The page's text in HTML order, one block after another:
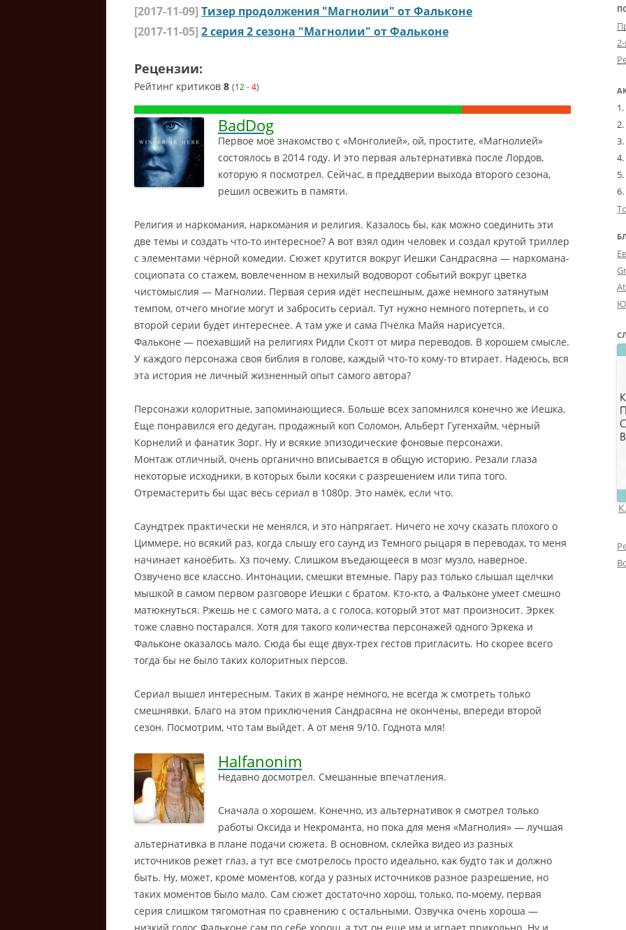
[2017-11-09] Тизер продолжения "Магнолии" от Фальконе
[2017-11-05] 2 серия 2 сезона "Магнолии" от Фальконе
Рецензии:
Рейтинг критиков 8 (12-4)
BadDog
Первое моё знакомство с «Монголией», ой, простите, «Магнолией»
состоялось в 2014 году. И это первая альтернативка после Лордов,
которую я посмотрел. Сейчас, в преддверии выхода второго сезона,
решил освежить в памяти.
Религия и наркомания, наркомания и религия. Казалось бы, как можно соединить эти
две темы и создать что-то интересное? А вот взял один человек и создал крутой триллер
с элементами чёрной комедии. Сюжет крутится вокруг Иешки Сандрасяна — наркомана-
социопата со стажем, вовлеченном в нехилый водоворот событий вокруг цветка
чистомыслия — Магнолии. Первая серия идёт неспешным, даже немного затянутым
темпом, отчего многие могут и забросить сериал. Тут нужно немного потерпеть, и со
второй серии будет интереснее. А там уже и сама Пчёлка Майя нарисуется.
Фальконе — поехавший на религиях Ридли Скотт от мира переводов. В хорошем смысле.
У каждого персонажа своя библия в голове, каждый что-то кому-то втирает. Надеюсь, вся
эта история не личный жизненный опыт самого автора?
Персонажи колоритные, запоминающиеся. Больше всех запомнился конечно же Иешка,
Еще понравился его дедуган, продажный коп Соломон, Альберт Гугенхайм, чёрный
Корнелий и фанатик Зорг. Ну и всякие эпизодические фоновые персонажи.
Монтаж отличный, очень органично вписывается в общую историю. Резали глаза
некоторые исходники, в которых были косяки с разрешением или типа того.
Отремастерить бы щас весь сериал в 1080р. Это намёк, если что.
Саундтрек практически не менялся, и это напрягает. Ничего не хочу сказать плохого о
Циммере, но всякий раз, когда слышу его саунд из Темного рыцаря в переводах, то меня
начинает каноёбить. Хз почему. Слишком въедающееся в мозг музло, наверное.
Озвучено все классно. Интонации, смешки втемные. Пару раз только слышал щелчки
мышкой в самом первом разговоре Иешки с братом. Кто-кто, а Фальконе умеет смешно
матюкнуться. Ржешь не с самого мата, а с голоса, который этот мат произносит. Эркек
тоже славно постарался. Хотя для такого количества персонажей одного Эркека и
Фальконе оказалось мало. Сюда бы еще двух-трех гестов пригласить. Но скорее всего
тогда бы не было таких колоритных персов.
Сериал вышел интересным. Таких в жанре немного, не всегда ж смотреть только
смешнявки. Благо на этом приключения Сандрасяна не окончены, впереди второй
сезон. Посмотрим, что там выйдет. А от меня 9/10. Годнота мля!
Halfanonim
Недавно досмотрел. Смешанные впечатления.
Сначала о хорошем. Конечно, из альтернативок я смотрел только
работы Оксида и Некроманта, но пока для меня «Магнолия» — лучшая
альтернативка в плане подачи сюжета. В основном, склейка видео из разных
источников режет глаз, а тут все смотрелось просто идеально, как будто так и должно
быть. Ну, может, кроме моментов, когда у разных источников разное разрешение, но
таких моментов было мало. Сам сюжет достаточно хорош, только, по-моему, первая
серия слишком тягомотная по сравнению с остальными. Озвучка очень хороша —